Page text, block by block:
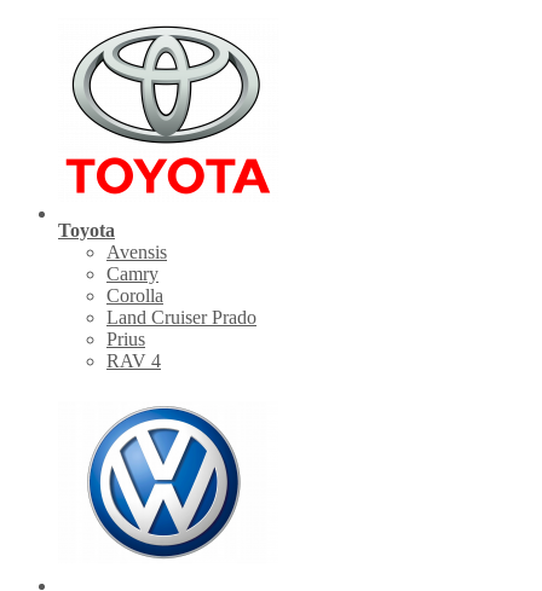
Toyota
Avensis
Camry
Corolla
Land Cruiser Prado
Prius
RAV 4